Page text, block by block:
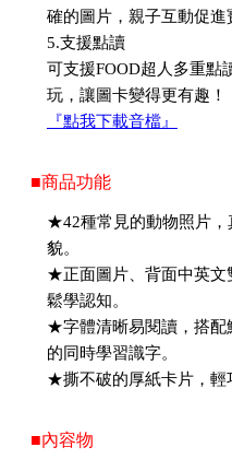
確的圖片，親子互動促進
5.支援點讀
可支援FOOD超人多重點
玩，讓圖卡變得更有趣！
『點我下載音檔』
■商品功能
★42種常見的動物照片，
貌。
★正面圖片、背面中英文
鬆學認知。
★字體清晰易閱讀，搭配
的同時學習識字。
★撕不破的厚紙卡片，輕
■內容物